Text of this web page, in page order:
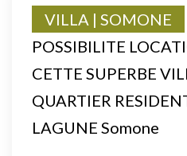
POSSIBILITE
CETTE SUPERBE
QUARTIER
LAGUNE Somone
VILLA | SOMONE